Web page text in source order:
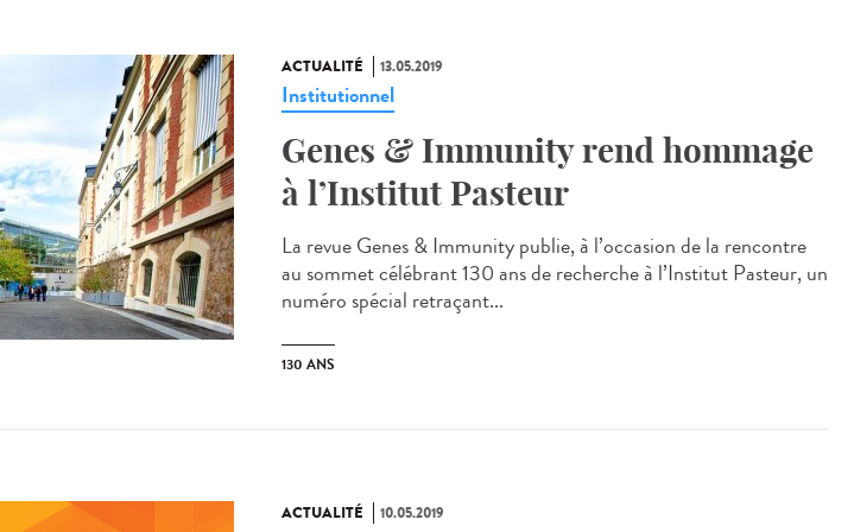
ACTUALITÉ 13.05.2019
Institutionnel
Genes & Immunity rend hommage
à l’Institut Pasteur
La revue Genes & Immunity publie, à l’occasion de la rencontre
au sommet célébrant 130 ans de recherche à l’Institut Pasteur, un
numéro spécial retraçant...
130 ANS
ACTUALITÉ 10.05.2019